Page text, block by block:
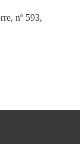
nº 593,